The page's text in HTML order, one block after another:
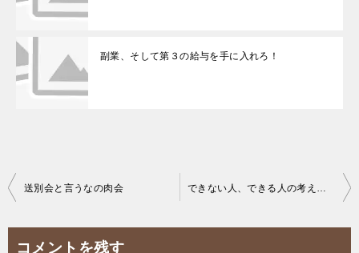
副業、そして第３の給与を手に入れろ！
投
送別会と言うなの肉会
コメントを残す